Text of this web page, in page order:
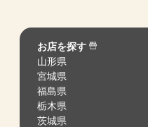
お店を探す
山形県
宮城県
福島県
栃木県
茨城県